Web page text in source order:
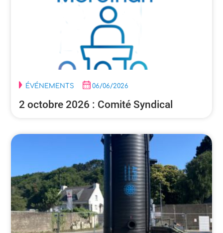
ÉVÉNEMENTS 06/06/2026
2 octobre 2026 : Comité Syndical